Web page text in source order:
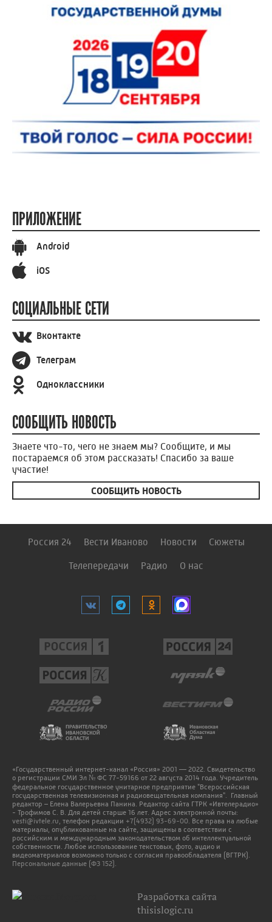
ПРИЛОЖЕНИЕ
Android
iOS
СОЦИАЛЬНЫЕ СЕТИ
Вконтакте
Телеграм
Одноклассники
СООБЩИТЬ НОВОСТЬ
Знаете что-то, чего не знаем мы? Сообщите, и мы
постараемся об этом рассказать! Спасибо за ваше
участие!
СООБЩИТЬ НОВОСТЬ
Россия 24 Вести Иваново Новости Сюжеты
Телепередачи Радио О нас
«Государственный интернет-канал «Россия» 2001 — 2022. Свидетельство
о регистрации СМИ Эл № ФС 77-59166 от 22 августа 2014 года. Учредитель
федеральное государственное унитарное предприятие "Всероссийская
государственная телевизионная и радиовещательная компания". Главный
редактор – Елена Валерьевна Панина. Редактор сайта ГТРК «Ивтелерадио»
- Трофимов С. В. Для детей старше 16 лет. Адрес электронной почты:
vesti@ivtele.ru , телефон редакции +7(4932) 93-69-00 . Все права на любые
материалы, опубликованные на сайте, защищены в соответствии с
российским и международным законодательством об интеллектуальной
собственности. Любое использование текстовых, фото, аудио и
видеоматериалов возможно только с согласия правообладателя (ВГТРК).
Персональные данные (ФЗ 152).
Разработка сайта
thisislogic.ru